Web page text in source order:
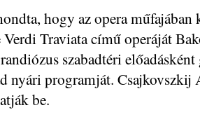
hogy az opera műfajában
Traviata című operáját
szabadtéri
nyári programját. Csajkovszkij
be.